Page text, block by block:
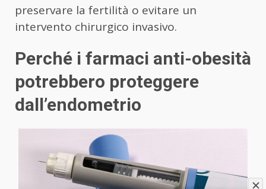
preservare la fertilità o evitare un
intervento chirurgico invasivo.
Perché i farmaci anti-obesità
potrebbero proteggere
dall’endometrio